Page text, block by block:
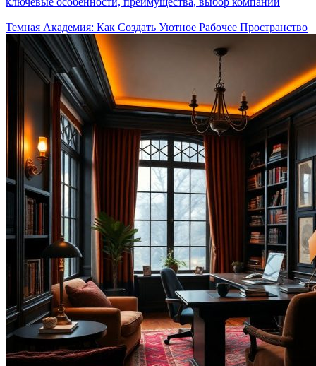
Темная Академия: Как Создать Уютное Рабочее Пространство